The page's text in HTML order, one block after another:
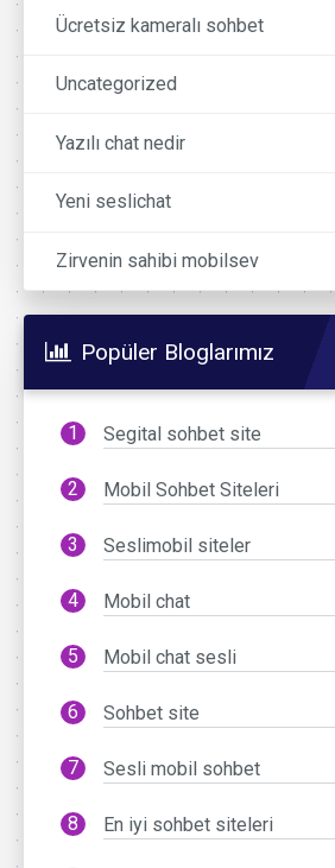
Ücretsiz kameralı sohbet
Uncategorized
Yazılı chat nedir
Yeni seslichat
Zirvenin sahibi mobilsev
Popüler Bloglarımız
Segital sohbet site
Mobil Sohbet Siteleri
Seslimobil siteler
Mobil chat
Mobil chat sesli
Sohbet site
Sesli mobil sohbet
En iyi sohbet siteleri